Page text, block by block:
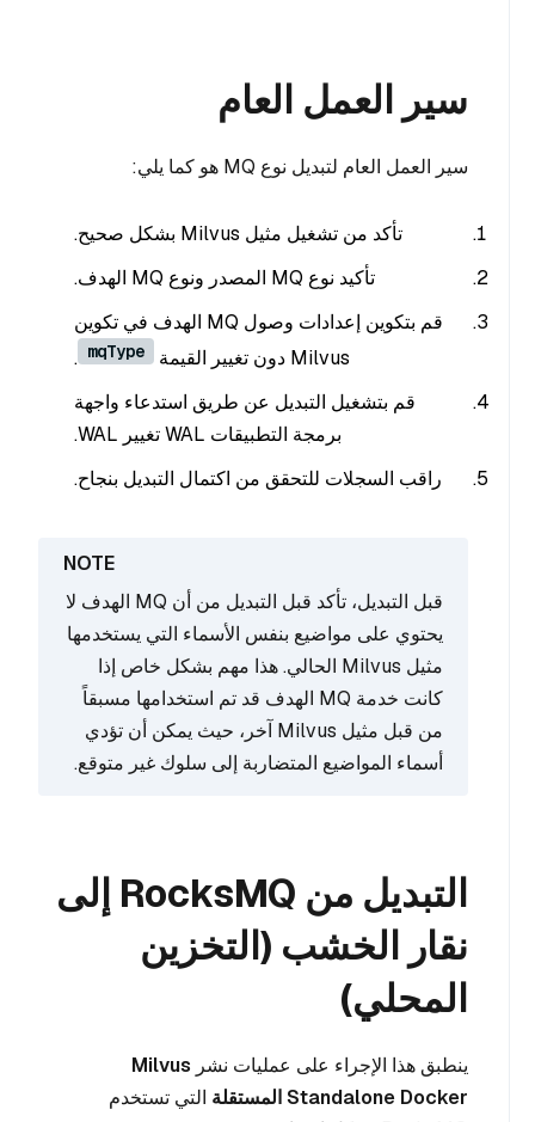
سير العمل العام
سير العمل العام لتبديل نوع MQ هو كما يلي:
تأكد من تشغيل مثيل Milvus بشكل صحيح.
تأكيد نوع MQ المصدر ونوع MQ الهدف.
قم بتكوين إعدادات وصول MQ الهدف في تكوين
Milvus دون تغيير القيمة
mqType
.
قم بتشغيل التبديل عن طريق استدعاء واجهة
برمجة التطبيقات WAL تغيير WAL.
راقب السجلات للتحقق من اكتمال التبديل بنجاح.
قبل التبديل، تأكد قبل التبديل من أن MQ الهدف لا
يحتوي على مواضيع بنفس الأسماء التي يستخدمها
مثيل Milvus الحالي. هذا مهم بشكل خاص إذا
كانت خدمة MQ الهدف قد تم استخدامها مسبقاً
من قبل مثيل Milvus آخر، حيث يمكن أن تؤدي
أسماء المواضيع المتضاربة إلى سلوك غير متوقع.
التبديل من RocksMQ إلى
نقار الخشب (التخزين
المحلي)
ينطبق هذا الإجراء على عمليات نشر Milvus
Standalone Docker المستقلة
التي تستخدم